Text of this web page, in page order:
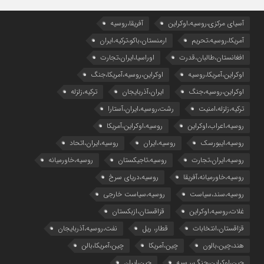
آسیای مرکزی،روسیه،اوکراین
آفریقا،روسیه
آمریکا،روسیه،تحریم
ارمنستان،باکو،ترکیه،ایران
افغانستان،طالبان،قدرت
اوراسیا،ایران،تجارت
اوکراین،آمریکا،روسیه
اوکراین،روسیه،آمریکا،جنگ
اوکراین،روسیه،جنگ
ایران،آذربایجان
ترکیه،زلزله
ترکیه،زلزله،امنیت
رشت،روسیه،ایران،آستارا
روسیه،اعراب،اوکراین
روسیه،اوکراین،آمریکا
روسیه،ایبورسک
روسیه،ایران
روسیه،ایران،اتحاد
روسیه،ایران،تجارت
روسیه،تاجیکستان
روسیه،خاورمیانه
روسیه،خاورمیانه،آفریقا
روسیه،دریای سرخ
روسیه،سند،سیاست
روسیه،سیاست خارجی
غلات،روسیه،اوکراین
قزاقستان،ازبکستان
قزاقستان،انتخابات
قطار، ریل
نفت،روسیه،آذربایجان
هند،چین،بالون
چین،آمریکا
چین،آمریکا،بالن